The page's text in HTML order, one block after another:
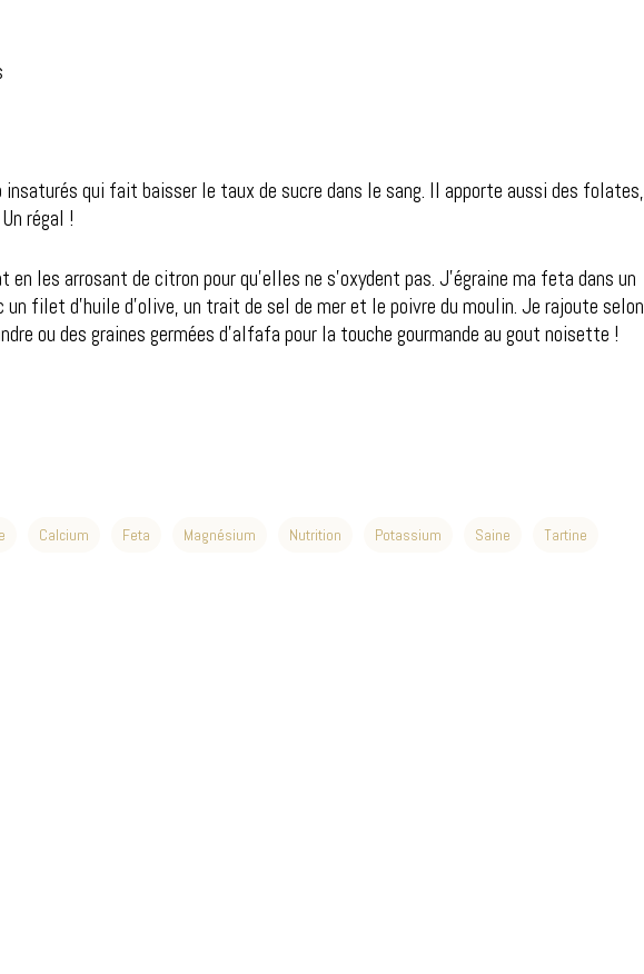
insaturés qui fait baisser le taux de sucre dans le sang. Il apporte aussi des folates,
régal !
en les arrosant de citron pour qu’elles ne s’oxydent pas. J’égraine ma feta dans un
filet d’huile d’olive, un trait de sel de mer et le poivre du moulin. Je rajoute selon
ou des graines germées d’alfafa pour la touche gourmande au gout noisette !
Calcium Feta Magnésium Nutrition Potassium Saine Tartine